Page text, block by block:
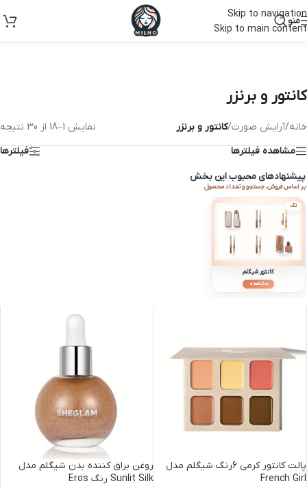
Skip to navigation
Skip to main content
منو
کانتور و برنزر
خانه/آرایش صورت/کانتور و برنزر
نمایش 1–18 از 30 نتیجه
مشاهده فیلترها
فیلترها
پیشنهادهای محبوب این بخش
بر اساس فروش، جستجو و تعداد محصول
تگ
کانتور شیگلم
مشاهده
پالت کانتور کرمی 6رنگ شیگلم مدل
French Girl
روغن براق کننده بدن شیگلم مدل
Sunlit Silk رنگ Eros